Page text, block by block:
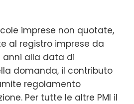
imprese non quotate,
al registro imprese da
anni alla data di
domanda, il contributo
regolamento
Per tutte le altre PMI il